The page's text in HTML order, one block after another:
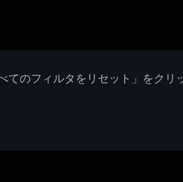
のフィルタをリセット」をクリ